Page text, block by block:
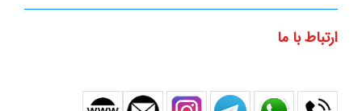
ارتباط با ما